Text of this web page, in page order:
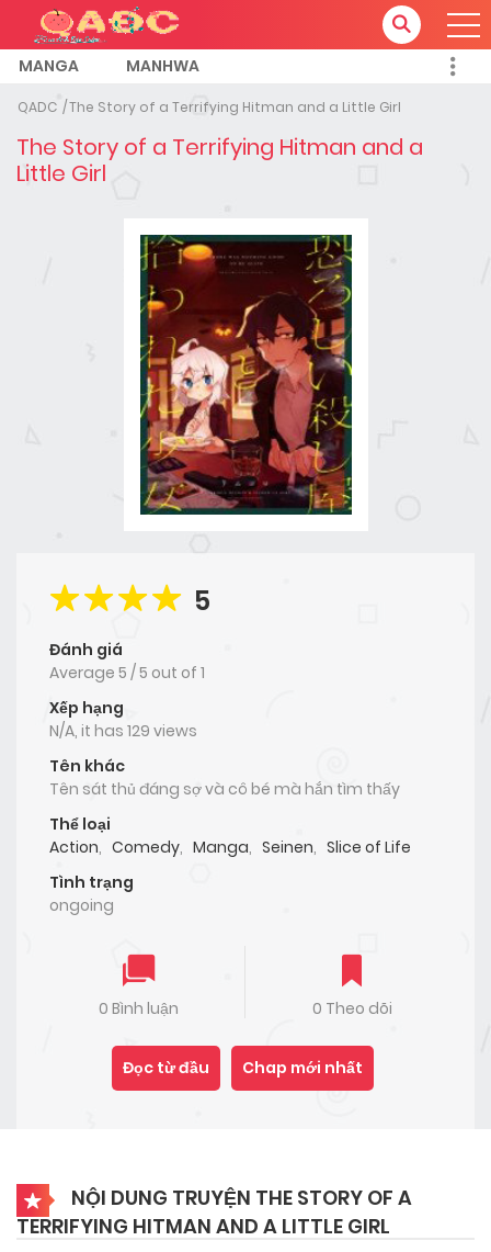
MANGA MANHWA
QADC The Story of a Terrifying Hitman and a Little Girl
The Story of a Terrifying Hitman and a
Little Girl
5
Đánh giá
Average 5 /5 out of 1
Xếp hạng
N/A, it has 129 views
Tên khác
Tên sát thủ đáng sợ và cô bé mà hắn tìm thấy
Thể loại
Action, Comedy, Manga, Seinen, Slice of Life
Tình trạng
ongoing
0 Bình luận 0 Theo dõi
Đọc từ đầu Chap mới nhất
NỘI DUNG TRUYỆN THE STORY OF A
TERRIFYING HITMAN AND A LITTLE GIRL